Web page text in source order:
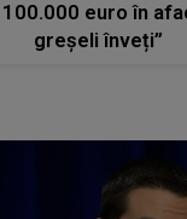
euro în
greșeli înveți”